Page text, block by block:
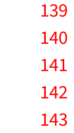
139
140
141
142
143